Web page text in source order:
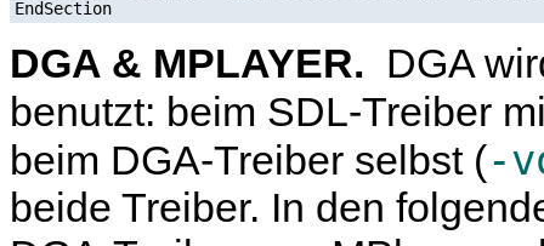
DGA & MPLAYER. DGA
benutzt: beim SDL-Treiber
beim DGA-Treiber selbst (-
beide Treiber. In den